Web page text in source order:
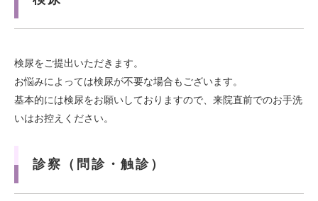
検尿をご提出いただきます。
お悩みによっては検尿が不要な場合もございます。
基本的には検尿をお願いしておりますので、来院直前でのお手洗
いはお控えください。
診察（問診・触診）